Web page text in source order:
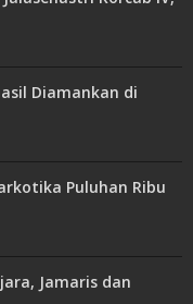
Diamankan di
Puluhan Ribu
Jamaris dan